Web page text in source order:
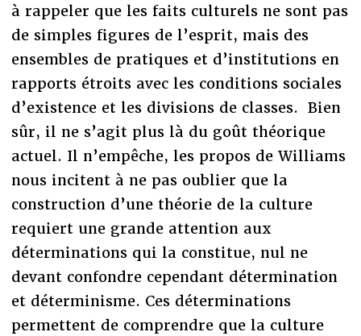
à rappeler que les faits culturels ne sont pas
de simples figures de l’esprit, mais des
ensembles de pratiques et d’institutions en
rapports étroits avec les conditions sociales
d’existence et les divisions de classes. Bien
sûr, il ne s’agit plus là du goût théorique
actuel. Il n’empêche, les propos de Williams
nous incitent à ne pas oublier que la
construction d’une théorie de la culture
requiert une grande attention aux
déterminations qui la constitue, nul ne
devant confondre cependant détermination
et déterminisme. Ces déterminations
permettent de comprendre que la culture